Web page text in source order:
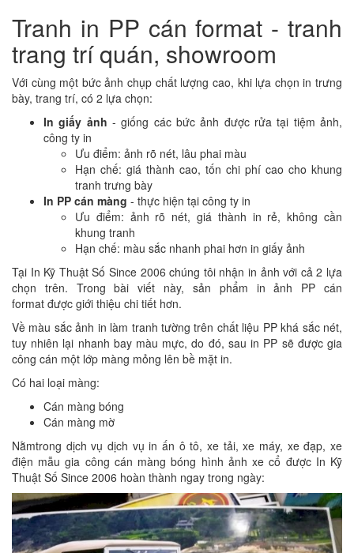
Tranh in PP cán format - tranh
trang trí quán, showroom
Với cùng một bức ảnh chụp chất lượng cao, khi lựa chọn in trưng
bày, trang trí, có 2 lựa chọn:
In giấy ảnh - giống các bức ảnh được rửa tại tiệm ảnh,
công ty in
Ưu điểm: ảnh rõ nét, lâu phai màu
Hạn chế: giá thành cao, tốn chi phí cao cho khung
tranh trưng bày
In PP cán màng - thực hiện tại công ty in
Ưu điểm: ảnh rõ nét, giá thành in rẻ, không cần
khung tranh
Hạn chế: màu sắc nhanh phai hơn in giấy ảnh
Tại In Kỹ Thuật Số Since 2006 chúng tôi nhận in ảnh với cả 2 lựa
chọn trên. Trong bài viết này, sản phẩm in ảnh PP cán
format được giới thiệu chi tiết hơn.
Về màu sắc ảnh in làm tranh tường trên chất liệu PP khá sắc nét,
tuy nhiên lại nhanh bay màu mực, do đó, sau in PP sẽ được gia
công cán một lớp màng mỏng lên bề mặt in.
Có hai loại màng:
Cán màng bóng
Cán màng mờ
Nằmtrong dịch vụ dịch vụ in ấn ô tô, xe tải, xe máy, xe đạp, xe
điện mẫu gia công cán màng bóng hình ảnh xe cổ được In Kỹ
Thuật Số Since 2006 hoàn thành ngay trong ngày: